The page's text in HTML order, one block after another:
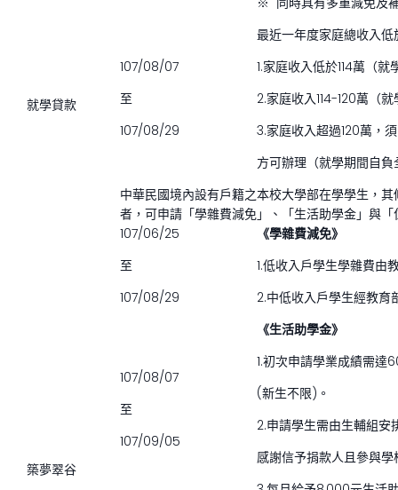
就學貸款
107/08/07
至
107/08/29
最近一年度家庭總收入低
1.家庭收入低於114萬（
2.家庭收入114-120萬（
3.家庭收入超過120萬，
方可辦理（就學期間自
築夢翠谷
中華民國境內設有戶籍之本校大學部在學學生，
者，可申請「學雜費減免」、「生活助學金」與
107/06/25
至
107/08/29
《學雜費減免》
1.低收入戶學生學雜費由
2.中低收入戶學生經教育
107/08/07
至
107/09/05
《生活助學金》
1.初次申請學業成績需達
(新生不限)。
2.申請學生需由生輔組安
感謝信予捐款人且參與